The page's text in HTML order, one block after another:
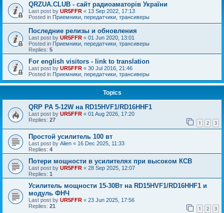
QRZUA.CLUB - сайт радиоаматорів України
Last post by UR5FFR « 13 Sep 2022, 17:13
Posted in Приемники, передатчики, трансиверы
Последние релизы и обновления
Last post by UR5FFR « 01 Jun 2020, 13:01
Posted in Приемники, передатчики, трансиверы
Replies: 5
For english visitors - link to translation
Last post by UR5FFR « 30 Jul 2016, 21:46
Posted in Приемники, передатчики, трансиверы
Topics
QRP PA 5-12W на RD15HVF1/RD16HHF1
Last post by UR5FFR « 01 Aug 2026, 17:20
Replies: 27 1 2 3
Простой усилитель 100 вт
Last post by Alien « 16 Dec 2025, 11:33
Replies: 4
Потери мощности в усилителях при высоком КСВ
Last post by UR5FFR « 28 Sep 2025, 12:07
Replies: 1
Усилитель мощности 15-30Вт на RD15HVF1/RD16HHF1 и
модуль ФНЧ
Last post by UR5FFR « 23 Jun 2025, 17:56
Replies: 21 1 2 3